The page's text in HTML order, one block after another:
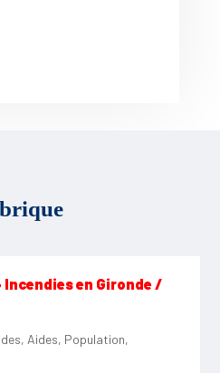
en Gironde /
, Aides, Population,